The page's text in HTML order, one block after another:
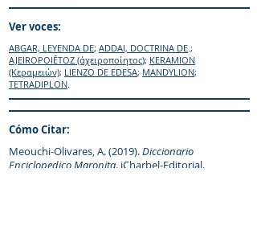
Ver voces:
ABGAR, LEYENDA DE; ADDAI, DOCTRINA DE.;
AJEIROPOIĒTOZ (άχειροποίητος); KERAMION
(Κεραμειών); LIENZO DE EDESA; MANDYLION;
TETRADIPLON.
Cómo Citar:
Meouchi-Olivares, A. (2019).Diccionario
Enciclopedico Maronita. iCharbel-Editorial.